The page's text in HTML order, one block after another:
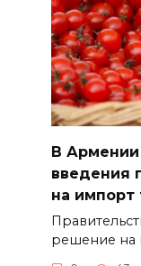
В Армении
введения
на импорт
решение на